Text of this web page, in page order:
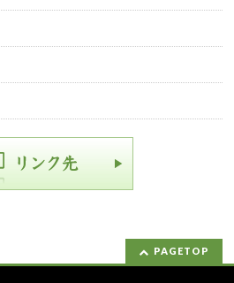
PAGETOP